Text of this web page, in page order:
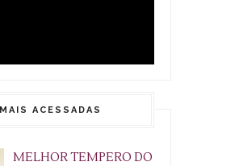
MAIS ACESSADAS
MELHOR TEMPERO DO